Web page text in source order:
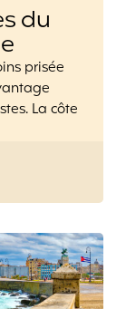
du
prisée
La côte